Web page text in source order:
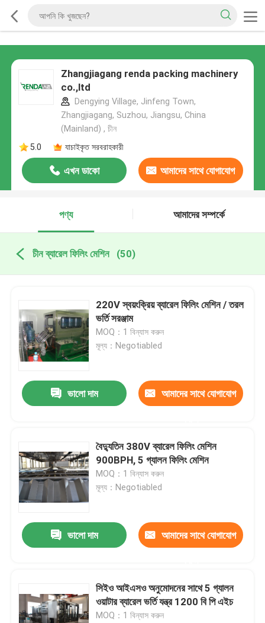
Zhangjiagang renda packing machinery
co.,ltd
Dengying Village, Jinfeng Town,
Zhangjiagang, Suzhou, Jiangsu, China
(Mainland) , চীন
5.0
যাচাইকৃত সরবরাহকারী
এখন ডাকো আমাদের সাথে যোগাযোগ
পণ্য
আমাদের সম্পর্কে
চীন ব্যারেল ফিলিং মেশিন (50)
220V স্বয়ংক্রিয় ব্যারেল ফিলিং মেশিন / তরল
ভর্তি সরঞ্জাম
MOQ：1 বিন্যাস করুন
মূল্য：Negotiabled
ভালো দাম আমাদের সাথে যোগাযোগ
বৈদ্যুতিন 380V ব্যারেল ফিলিং মেশিন
900BPH, 5 গ্যালন ফিলিং মেশিন
MOQ：1 বিন্যাস করুন
মূল্য：Negotiabled
ভালো দাম আমাদের সাথে যোগাযোগ
সিইও আইএসও অনুমোদনের সাথে 5 গ্যালন
ওয়াটার ব্যারেল ভর্তি যন্ত্র 1200 বি পি এইচ
MOQ：1 বিন্যাস করুন